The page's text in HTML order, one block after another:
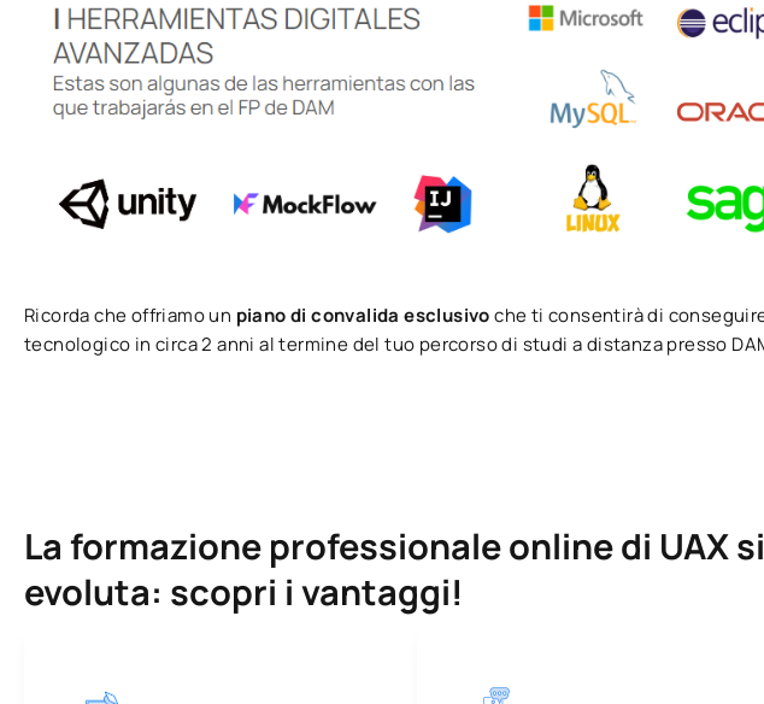
Ricorda che offriamo un piano di convalida esclusivoche ti consentirà di
tecnologico in circa 2 anni al termine del tuo percorso di studi a distanza presso
La formazione professionale online di UAX
evoluta: scopri i vantaggi!